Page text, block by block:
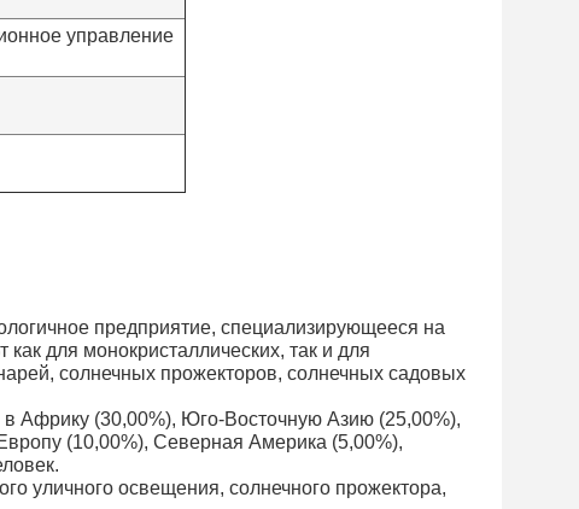
управление
предприятие, специализирующееся на
для монокристаллических, так и для
солнечных прожекторов, солнечных садовых
Африку (30,00%), Юго-Восточную Азию (25,00%),
(10,00%), Северная Америка (5,00%),
уличного освещения, солнечного прожектора,